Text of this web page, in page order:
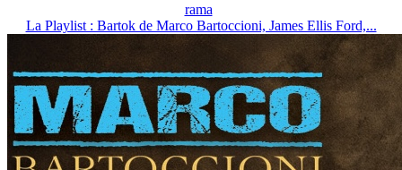
rama
La Playlist : Bartok de Marco Bartoccioni, James Ellis Ford,...